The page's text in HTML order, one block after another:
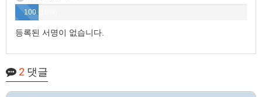
100 (10%)
등록된 서명이 없습니다.
2 댓글